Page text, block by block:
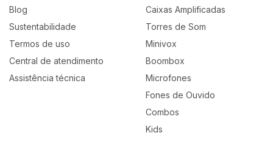
tecnologia moderna e a magia analógica dos discos de
vinil.
Complementando o conjunto, o par decaixas de som
eleva a performance sonora a
home studios, setups
Blog
Sustentabilidade
Termos de uso
Central de atendimento
Assistência técnica
Caixas Amplificadas
Torres de Som
Minivox
Boombox
Microfones
Fones de Ouvido
Combos
Kids